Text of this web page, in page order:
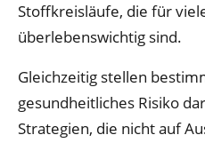
Stoffkreisläufe, die für
überlebenswichtig sind.
Gleichzeitig stellen
gesundheitliches Risiko
Strategien, die nicht auf